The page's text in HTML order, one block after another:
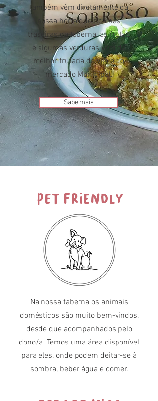
também vêm diretamente da
nossa horta que fica nas
traseiras da taberna, as frutas
e algumas verduras vêm da
melhor frutaria da vila e do
mercado Municipal.
Sabe mais
PET FRIENDLY
Na nossa taberna os animais
domésticos são muito bem-vindos,
desde que acompanhados pelo
dono/a. Temos uma área disponível
para eles, onde podem deitar-se à
sombra, beber água e comer.